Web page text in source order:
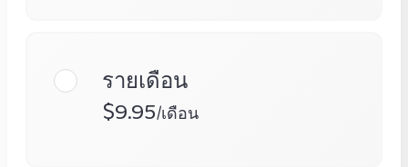
รายเดือน
$9.95/เดือน